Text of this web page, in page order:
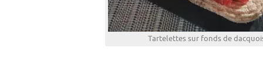
Tartelettes sur fonds de